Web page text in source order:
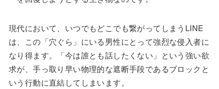
現代において、いつでもどこでも繋がってしまうLINE
は、この「穴ぐら」にいる男性にとって強烈な侵入者に
なり得ます。「今は誰とも話したくない」という強い欲
求が、手っ取り早い物理的な遮断手段であるブロックと
いう行動に直結してしまいます。